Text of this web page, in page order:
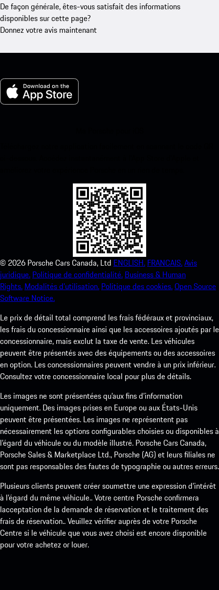
De façon générale, êtes-vous satisfait des informations
disponibles sur cette page?
Donnez votre avis maintenant
© 2026 Porsche Cars Canada, Ltd ENGLISH. FRANCAIS.Avis
juridique. Politique de confidentialité. Business & Human
Rights. Modalités d’utilisation. Politique des cookies.Open Source
Software Notice.
Le prix de détail total comprend les frais fédéraux et provinciaux,
les frais du concessionnaire ainsi que les accessoires ajoutés par le
concessionnaire, mais exclut la taxe de vente. Les véhicules
peuvent être présentés avec des équipements ou des accessoires
en option. Les concessionnaires peuvent vendre à un prix inférieur.
Consultez votre concessionnaire local pour plus de détails.
Les images ne sont présentées qu’aux fins d’information
uniquement. Des images prises en Europe ou aux États-Unis
peuvent être présentées. Les images ne représentent pas
nécessairement les options configurables choisies ou disponibles à
l’égard du véhicule ou du modèle illustré. Porsche Cars Canada,
Porsche Sales & Marketplace Ltd., Porsche (AG) et leurs filiales ne
sont pas responsables des fautes de typographie ou autres erreurs.
Plusieurs clients peuvent créer soumettre une expression d’intérêt
à l’égard du même véhicule.. Votre centre Porsche confirmera
lacceptation de la demande de réservation et le traitement des
frais de réservation.. Veuillez vérifier auprès de votre Porsche
Centre si le véhicule que vous avez choisi est encore disponible
pour votre achetez or louer.